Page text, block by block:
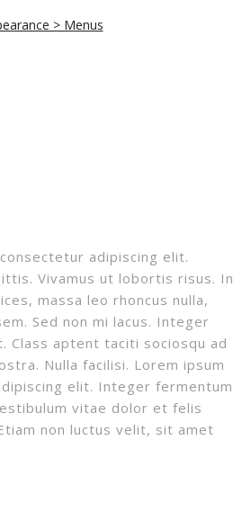
> Menus
adipiscing elit.
Vivamus ut lobortis risus. In
massa leo rhoncus nulla,
Sed non mi lacus. Integer
aptent taciti sociosqu ad
Nulla facilisi. Lorem ipsum
elit. Integer fermentum
vitae dolor et felis
non luctus velit, sit amet